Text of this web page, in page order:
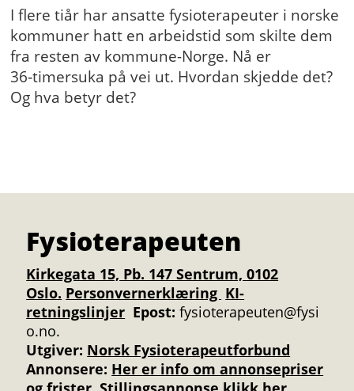
I flere tiår har ansatte fysioterapeuter i norske
kommuner hatt en arbeidstid som skilte dem
fra resten av kommune-Norge. Nå er
36‑timersuka på vei ut. Hvordan skjedde det?
Og hva betyr det?
Fysioterapeuten
Kirkegata 15, Pb. 147 Sentrum, 0102
Oslo. Personvernerklæring KI-
retningslinjer Epost: fysioterapeuten@fysi
o.no.
Utgiver: Norsk Fysioterapeutforbund
Annonsere: Her er info om annonsepriser